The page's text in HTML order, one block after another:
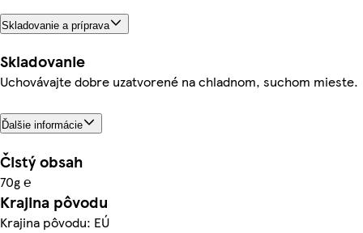
Skladovanie a príprava
Skladovanie
Uchovávajte dobre uzatvorené na chladnom, suchom mieste.
Ďalšie informácie
Čistý obsah
70g ℮
Krajina pôvodu
Krajina pôvodu: EÚ